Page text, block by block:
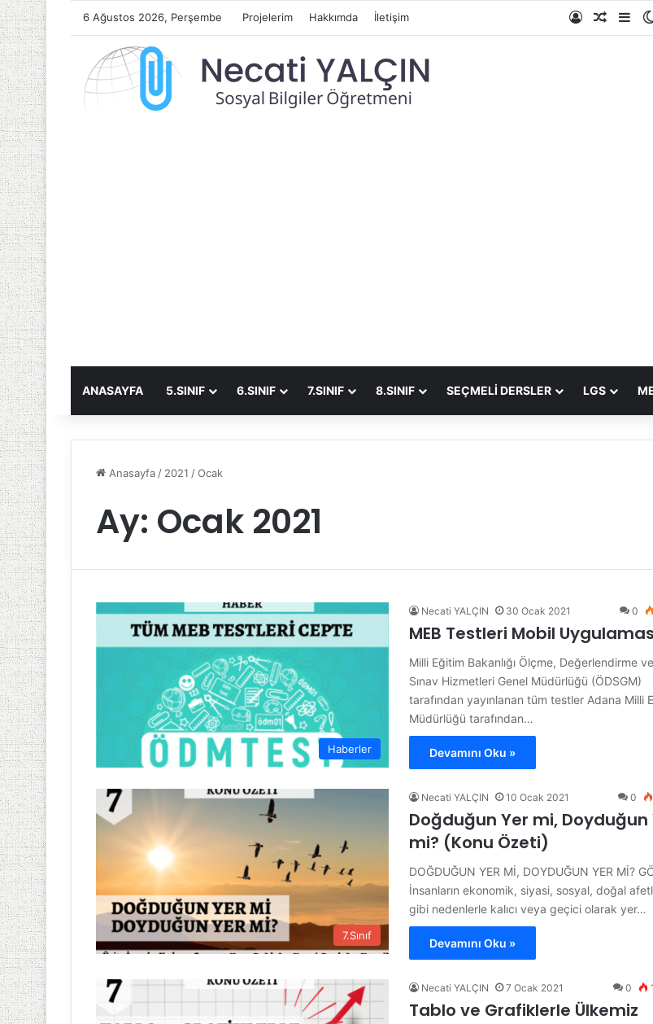
6 Ağustos 2026, Perşembe Projelerim Hakkımda İletişim Giriş Yap
ANASAYFA 5.SINIF 6.SINIF 7.SINIF 8.SINIF SEÇMELI DERSLER LGS
Anasayfa / 2021 /Ocak
Ay: Ocak 2021
Haberler
Necati YALÇIN 30 Ocak 2021 0
MEB Testleri Mobil
Milli Eğitim Bakanlığı Ölçme, Değerlendirme ve
Sınav Hizmetleri Genel Müdürlüğü (ÖDSGM)
tarafından yayınlanan tüm testler Adana Milli
Müdürlüğü tarafından…
Devamını Oku »
7.Sınıf
Necati YALÇIN 10 Ocak 2021 0
Doğduğun Yer mi, Doyduğun
mi? (Konu Özeti)
DOĞDUĞUN YER Mİ, DOYDUĞUN YER Mİ?
İnsanların ekonomik, siyasi, sosyal, doğal
gibi nedenlerle kalıcı veya geçici olarak yer…
Devamını Oku »
Necati YALÇIN 7 Ocak 2021 0
Tablo ve Grafiklerle Ülkemiz